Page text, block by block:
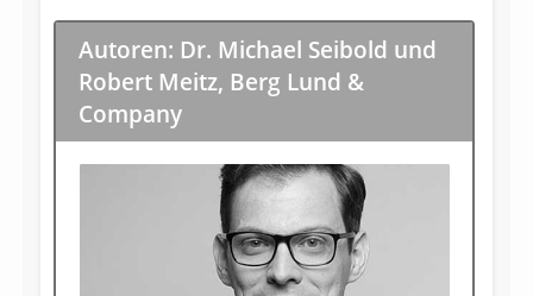
Autoren: Dr. Michael Seibold und
Robert Meitz, Berg Lund &
Company